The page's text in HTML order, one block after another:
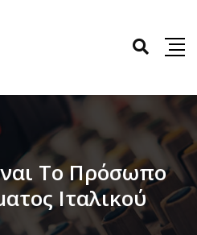
Το Πρόσωπο
Ιταλικού